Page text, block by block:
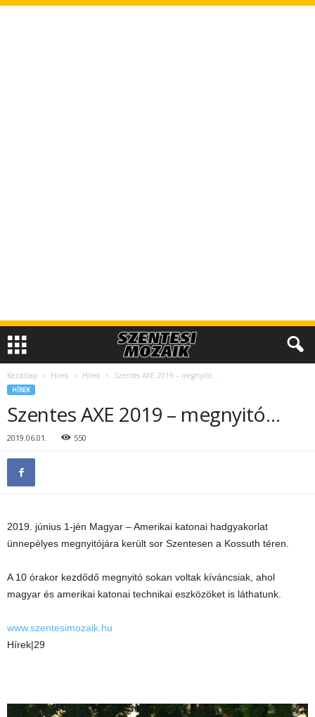
Kezdőlap Hírek Hírek Szentes AXE 2019 – megnyitó…
HÍREK
Szentes AXE 2019 – megnyitó…
2019.06.01. 550
2019. június 1-jén Magyar – Amerikai katonai hadgyakorlat
ünnepélyes megnyitójára került sor Szentesen a Kossuth téren.
A 10 órakor kezdődő megnyitó sokan voltak kíváncsiak, ahol
magyar és amerikai katonai technikai eszközöket is láthatunk.
www.szentesimozaik.hu
Hírek|29